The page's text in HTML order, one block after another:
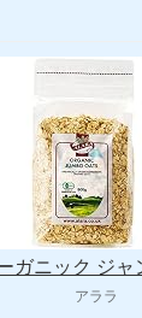
ガニック ジャ
アララ